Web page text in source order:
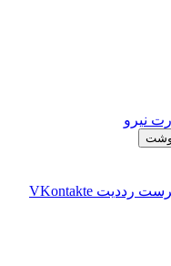
نیرو
‫رددیت ‫VKontakte